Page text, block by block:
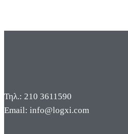
Τηλ.: 210 3611590
Email: info@logxi.com